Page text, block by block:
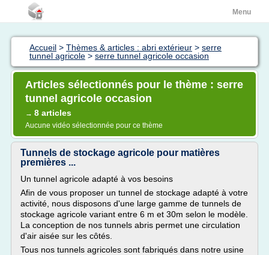
Menu
Accueil > Thèmes & articles : abri extérieur > serre
tunnel agricole > serre tunnel agricole occasion
Articles sélectionnés pour le thème : serre
tunnel agricole occasion
→ 8 articles
Aucune vidéo sélectionnée pour ce thème
Tunnels de stockage agricole pour matières
premières ...
Un tunnel agricole adapté à vos besoins
Afin de vous proposer un tunnel de stockage adapté à votre
activité, nous disposons d'une large gamme de tunnels de
stockage agricole variant entre 6 m et 30m selon le modèle.
La conception de nos tunnels abris permet une circulation
d'air aisée sur les côtés.
Tous nos tunnels agricoles sont fabriqués dans notre usine